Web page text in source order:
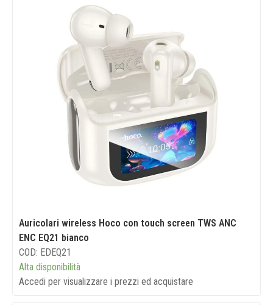
Auricolari wireless Hoco con touch screen TWS ANC
ENC EQ21 bianco
COD: EDEQ21
Alta disponibilità
Accedi per visualizzare i prezzi ed acquistare